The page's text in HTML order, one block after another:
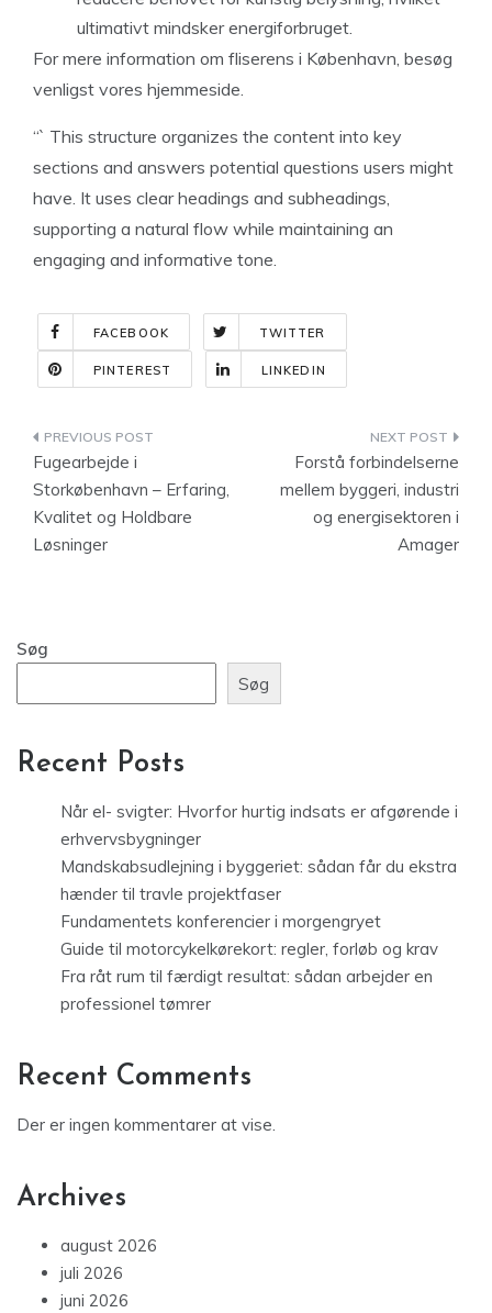
ultimativt mindsker energiforbruget.
For mere information om fliserens i København, besøg
venligst vores hjemmeside.
“` This structure organizes the content into key
sections and answers potential questions users might
have. It uses clear headings and subheadings,
supporting a natural flow while maintaining an
engaging and informative tone.
FACEBOOK TWITTER
PINTEREST LINKEDIN
Indlægsnavigation
Fugearbejde i
Storkøbenhavn – Erfaring,
Kvalitet og Holdbare
Løsninger
Forstå forbindelserne
mellem byggeri, industri
og energisektoren i
Amager
Søg
Søg
Recent Posts
Når el- svigter: Hvorfor hurtig indsats er afgørende i
erhvervsbygninger
Mandskabsudlejning i byggeriet: sådan får du ekstra
hænder til travle projektfaser
Fundamentets konferencier i morgengryet
Guide til motorcykelkørekort: regler, forløb og krav
Fra råt rum til færdigt resultat: sådan arbejder en
professionel tømrer
Recent Comments
Der er ingen kommentarer at vise.
Archives
august 2026
juli 2026
juni 2026